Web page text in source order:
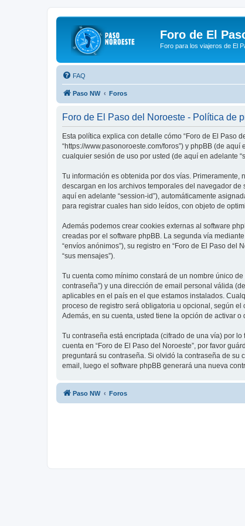
Foro de El
Foro para los viajeros de El
FAQ
Paso NW Foros
Foro de El Paso del Noroeste - Política de
Esta política explica con detalle cómo “Foro de El Paso
“https://www.pasonoroeste.com/foros”) y phpBB (de aquí
cualquier sesión de uso por usted (de aquí en adelante
Tu información es obtenida por dos vías. Primeramente,
descargan en los archivos temporales del navegador
aquí en adelante “session-id”), automáticamente
para registrar cuales han sido leídos, con objeto de
Además podemos crear cookies externas al software
creadas por el software phpBB. La segunda vía
“envíos anónimos”), su registro en “Foro de El Paso
“sus mensajes”).
Tu cuenta como mínimo constará de un nombre único
contraseña”) y una dirección de email personal válida
aplicables en el país en el que estamos instalados.
proceso de registro será obligatoria u opcional, según el
Además, en su cuenta, usted tiene la opción de activar
Tu contraseña está encriptada (cifrado de una vía) por
cuenta en “Foro de El Paso del Noroeste”, por favor
preguntará su contraseña. Si olvidó la contraseña de su
email, luego el software phpBB generará una nueva
Paso NW Foros